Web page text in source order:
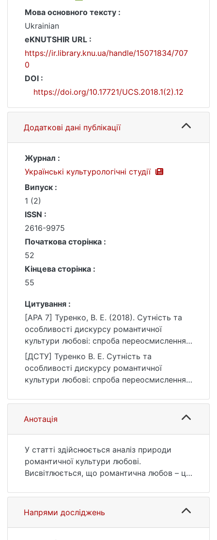
Мова основного тексту :
Ukrainian
eKNUTSHIR URL :
https://ir.library.knu.ua/handle/15071834/707
0
DOI :
https://doi.org/10.17721/UCS.2018.1(2).12
Додаткові дані публікації
Журнал :
Українські культурологічні студії
Випуск :
1 (2)
ISSN :
2616-9975
Початкова сторінка :
52
Кінцева сторінка :
55
Цитування :
[APA 7] Туренко, В. Е. (2018). Сутність та
особливості дискурсу романтичної
культури любові: спроба переосмислення.
Українські культурологічні студії, (1 (2)),
52–55.
https://doi.org/10.17721/UCS.2018.1(2).12
[ДСТУ] Туренко В. Е. Сутність та
особливості дискурсу романтичної
культури любові: спроба переосмислення.
(2). С. 52—55. URL:
https://doi.org/10.17721/UCS.2018.1(2).12
(дата звернення: 26.07.2026).
Анотація
У статті здійснюється аналіз природи
романтичної культури любові.
Висвітлюється, що романтична любов – це
цілу сукупність переконань, ідеалів,
принципів, що склалися ще як мінімум у
Середні віки, і уявлення про яку
Напрями досліджень